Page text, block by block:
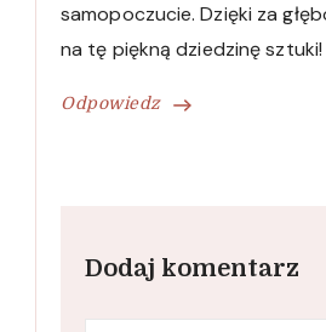
Odpowiedz
samopoczucie. Dzięki za
na tę piękną dziedzinę sztuki!
Dodaj komentarz